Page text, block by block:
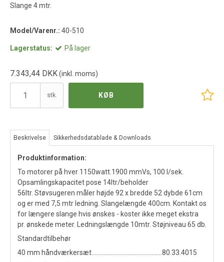
Slange 4 mtr.
Model/Varenr.: 40-510
Lagerstatus: På lager
7.343,44 DKK(inkl. moms)
stk. KØB
Beskrivelse Sikkerhedsdatablade & Downloads
Produktinformation:
To motorer på hver 1150watt.1900 mmVs, 100 l/sek.
Opsamlingskapacitet pose 14ltr/beholder
56ltr. Støvsugeren måler højde 92 x bredde 52 dybde 61cm
og er med 7,5 mtr ledning. Slangelængde 400cm. Kontakt os
for længere slange hvis ønskes - koster ikke meget ekstra
pr. ønskede meter. Ledningslængde 10mtr. Støjniveau 65 db.
Standardtilbehør
40 mm håndværkersæt...............................................80.33.4015